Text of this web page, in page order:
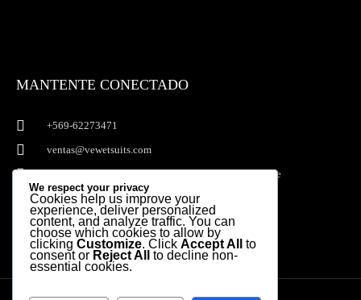
MANTENTE CONECTADO
+569-62273471
ventas@vewetsuits.com
Av. Kennedy 6800 of 509A - Vitacura. Santiago, Chile
I
n
s
t
g
F
a
c
e
o
We respect your privacy
Cookies help us improve your
experience, deliver personalized
content, and analyze traffic. You can
choose which cookies to allow by
clicking Customize. Click Accept All
to
consent or Reject All
to decline non-
essential cookies.